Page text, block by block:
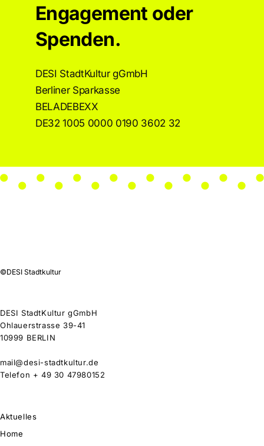
Engagement oder
Spenden.
DESI StadtKultur gGmbH
Berliner Sparkasse
BELADEBEXX
DE32 1005 0000 0190 3602 32
©DESI Stadtkultur
DESI StadtKultur gGmbH
Ohlauerstrasse 39-41
10999 BERLIN
mail@desi-stadtkultur.de
Telefon + 49 30 47980152
Aktuelles
Home